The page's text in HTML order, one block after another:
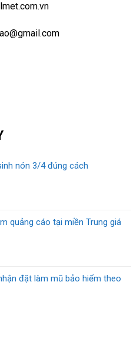
nón 3/4 đúng cách
quảng cáo tại miền Trung giá
đặt làm mũ bảo hiểm theo